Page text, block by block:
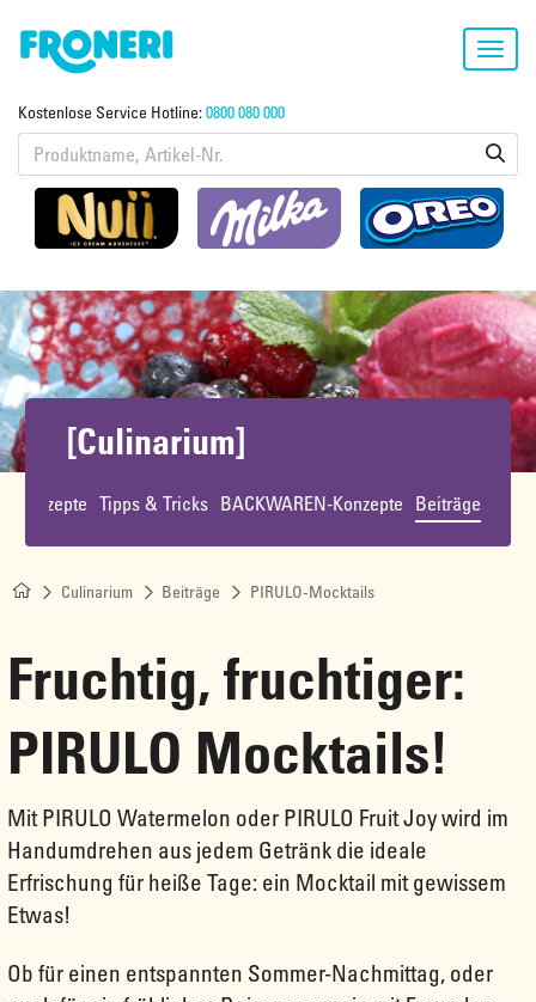
Kostenlose Service Hotline:0800 080 000
[Culinarium]
Rezepte Tipps & Tricks BACKWAREN-Konzepte Beiträge
Culinarium Beiträge PIRULO-Mocktails
Fruchtig, fruchtiger:
PIRULO Mocktails!
Mit PIRULO Watermelon oder PIRULO Fruit Joy wird im
Handumdrehen aus jedem Getränk die ideale
Erfrischung für heiße Tage: ein Mocktail mit gewissem
Etwas!
Ob für einen entspannten Sommer-Nachmittag, oder